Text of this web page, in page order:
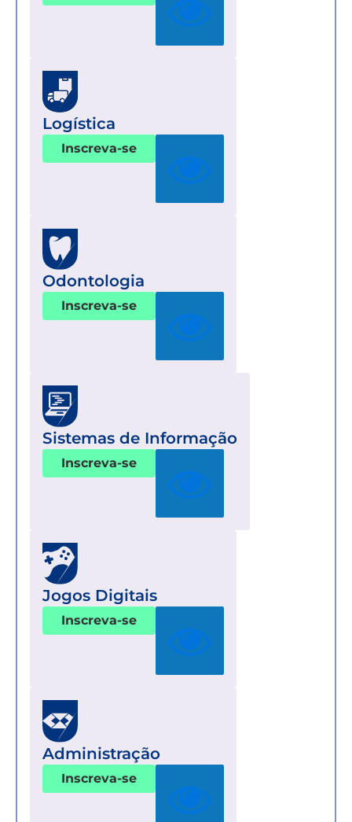
Logística
Inscreva-se
Odontologia
Inscreva-se
Sistemas de Informação
Inscreva-se
Jogos Digitais
Inscreva-se
Administração
Inscreva-se